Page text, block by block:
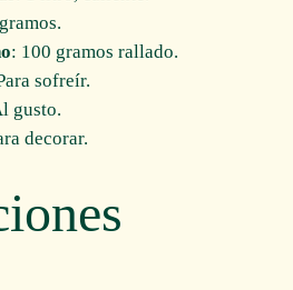
: 100 gramos rallado.
sofreír.
gusto.
decorar.